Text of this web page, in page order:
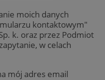
moich danych
kontaktowym"
k. oraz przez Podmiot
w celach
mój adres email